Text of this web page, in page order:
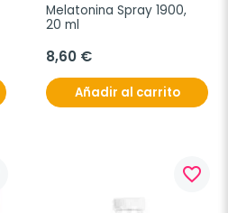
Melatonina Spray 1900,
20 ml
8,60 €
Añadir al carrito
favorite_border